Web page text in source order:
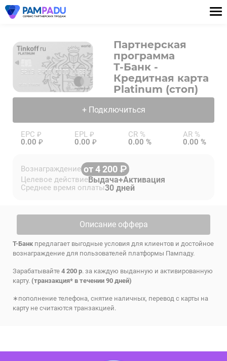
Партнерская
программа
Т-Банк -
Кредитная карта
Platinum (стоп)
+ Подключиться
EPC ₽
0.00 ₽
EPL ₽
0.00 ₽
CR %
0.00 %
AR %
0.00 %
Вознаграждение от 4 200
Целевое действиеВыдача+Активация
Среднее время оплаты30 дней
Описание оффера
Т-Банк предлагает выгодные условия для клиентов и достойное
вознаграждение для пользователей платформы Пампаду.
Зарабатывайте 4 200 р. за каждую выданную и активированную
карту. (транзакция* в течении 90 дней)
∗пополнение телефона, снятие наличных, перевод с карты на
карту не считаются транзакцией.